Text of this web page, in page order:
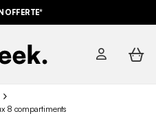
OFFERTE*
8 compartiments